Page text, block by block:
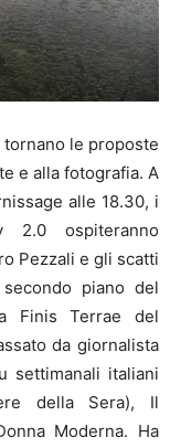
le proposte
e alla fotografia. A
alle 18.30, i
2.0 ospiteranno
Pezzali e gli scatti
piano del
Finis Terrae del
da giornalista
settimanali italiani
della Sera), Il
Moderna. Ha